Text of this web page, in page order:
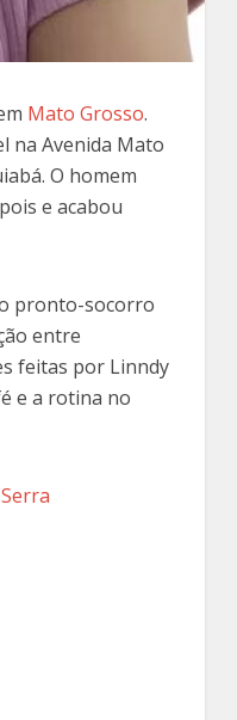
Mato Grosso.
na Avenida Mato
O homem
e acabou
pronto-socorro
entre
feitas por Linndy
e a rotina no